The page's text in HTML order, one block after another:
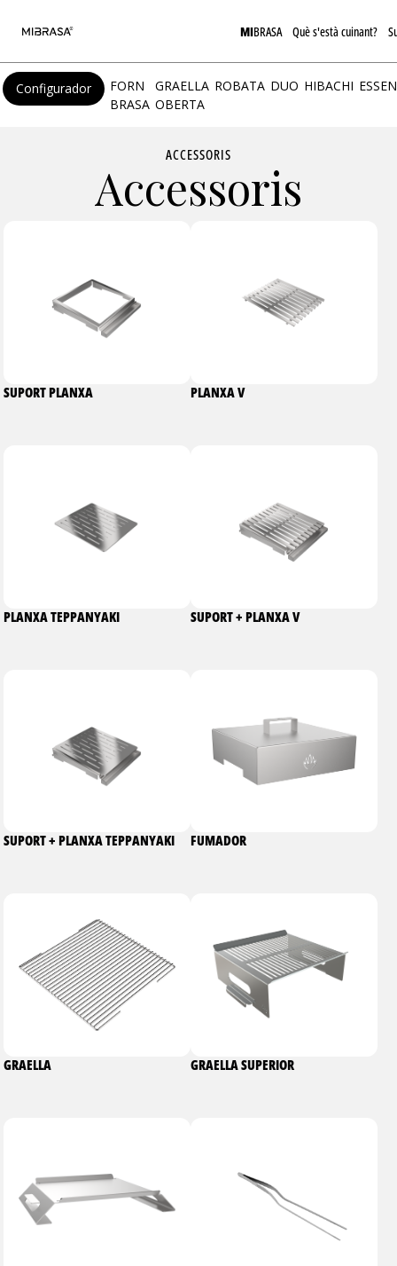
MIBRASA Què s'està cuinant?
Configurador
FORN
BRASA
GRAELLA
OBERTA
ROBATA DUO HIBACHI
ACCESSORIS
Accessoris
SUPORT PLANXA PLANXA V
PLANXA TEPPANYAKI SUPORT + PLANXA V
SUPORT + PLANXA TEPPANYAKI FUMADOR
GRAELLA GRAELLA SUPERIOR